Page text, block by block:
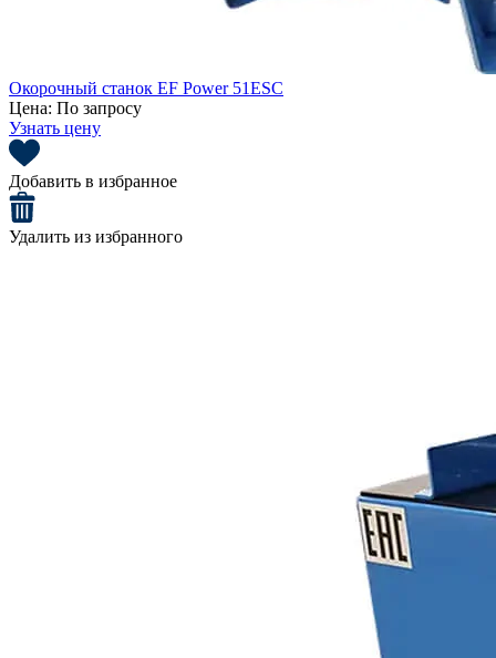
Окорочный станок EF Power 51ESC
Цена: По запросу
Узнать цену
Добавить в избранное
Удалить из избранного